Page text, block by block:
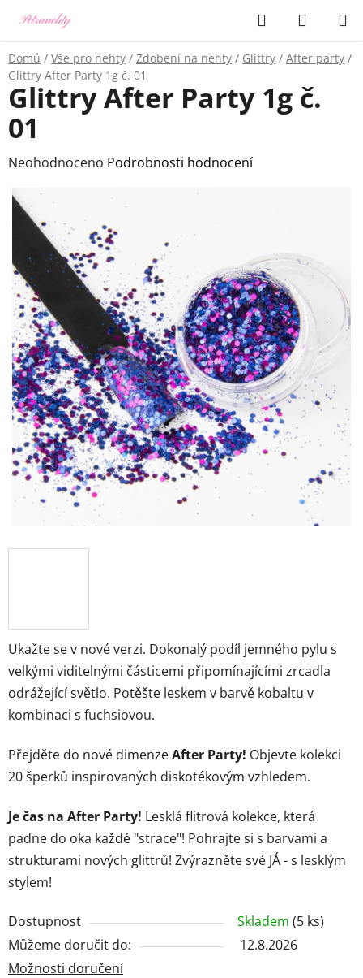
obsah
Hledat
KOŠÍK
Domů / Vše pro nehty / Zdobení na nehty / Glittry / After party /
Glittry After Party 1g č. 01
Ukažte se v nové verzi. Dokonalý podíl jemného pylu s
velkými viditelnými částicemi připomínajícími zrcadla
odrážející světlo. Potěšte leskem v barvě kobaltu v
kombinaci s fuchsiovou.
Přejděte do nové dimenzeAfter Party! Objevte kolekci
20 šperků inspirovaných diskotékovým vzhledem.
Je čas na After Party! Lesklá flitrová kolekce, která
padne do oka každé "strace"! Pohrajte si s barvami a
strukturami nových glittrů! Zvýrazněte své JÁ - s lesklým
stylem!
Dostupnost Skladem (5 ks)
Můžeme doručit do:
12.8.2026
Možnosti doručení
Glittry After Party 1g č.
01
Průměrné
produktu
z
5
hvězdiček.
Neohodnoceno Podrobnosti hodnocení